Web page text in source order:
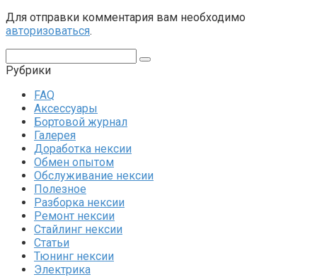
Для отправки комментария вам необходимо
авторизоваться.
Рубрики
FAQ
Аксессуары
Бортовой журнал
Галерея
Доработка нексии
Обмен опытом
Обслуживание нексии
Полезное
Разборка нексии
Ремонт нексии
Стайлинг нексии
Статьи
Тюнинг нексии
Электрика